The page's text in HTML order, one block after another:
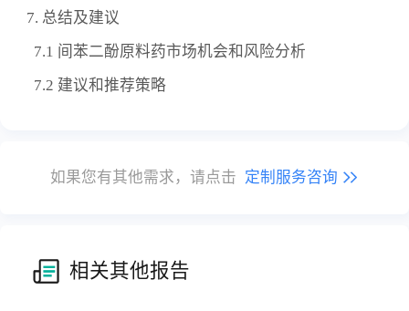
7. 总结及建议
7.1 间苯二酚原料药市场机会和风险分析
7.2 建议和推荐策略
如果您有其他需求，请点击 定制服务咨询
相关其他报告